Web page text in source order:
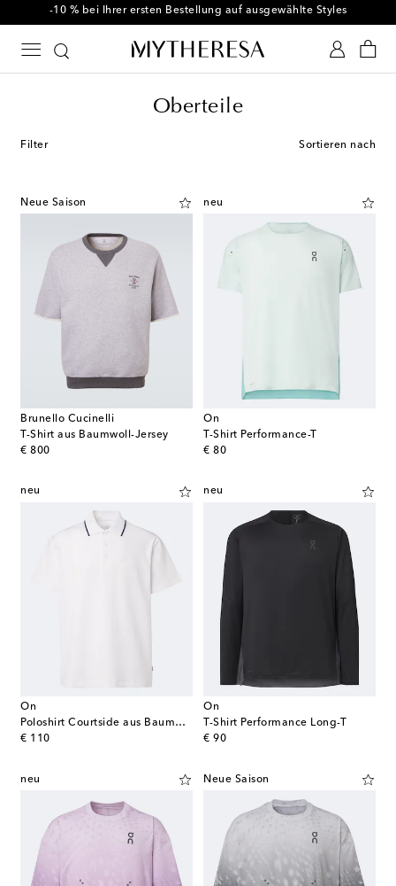
-10 % bei Ihrer ersten Bestellung auf ausgewählte Styles
Oberteile
Filter Sortieren nach
Neue Saison
Brunello Cucinelli
T-Shirt aus Baumwoll-Jersey
€ 800
original price
neu
On
T-Shirt Performance-T
€ 80
original price
neu
On
Poloshirt Courtside aus Baumwoll-Piqué
€ 110
original price
neu
On
T-Shirt Performance Long-T
€ 90
original price
neu Neue Saison